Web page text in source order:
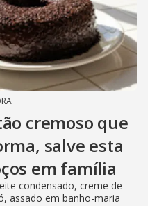
cremoso que
salve esta
em família
condensado, creme de
assado em banho-maria